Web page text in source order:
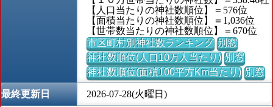
【人口当たりの神社数順位】＝576位
【面積当たりの神社数順位】＝1,036位
【世帯数当たりの神社数順位】＝670位
市区町村別神社数ランキング 別窓
神社数順位(人口10万人当たり) 別窓
神社数順位(面積100平方Km当たり) 別窓
最終更新日
2026-07-28(火曜日)